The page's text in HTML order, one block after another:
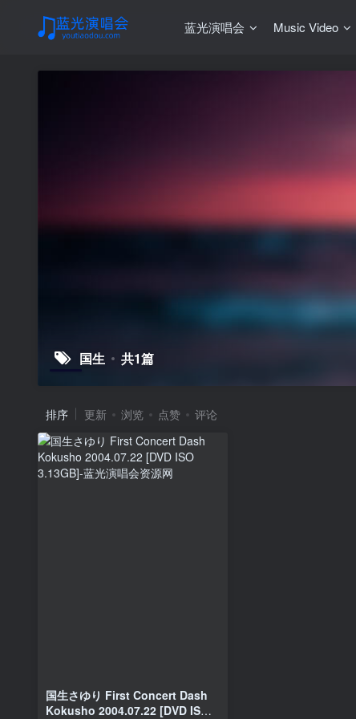
蓝光演唱会 Music Video
国生 共1篇
排序 更新 浏览 点赞 评论
国生さゆり First Concert Dash
Kokusho 2004.07.22 [DVD ISO